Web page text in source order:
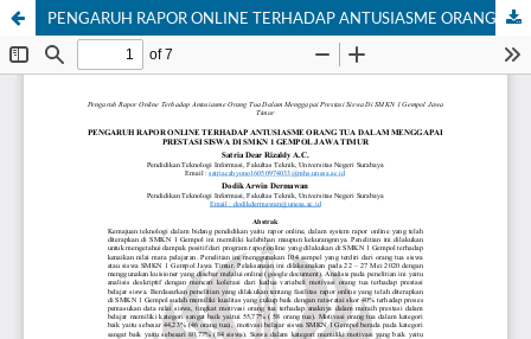
PENGARUH RAPOR ONLINE TERHADAP ANTUSIASME ORANG TUA DALAM MENGGAPAI PRESTASI SISWA DI SMKN 1 GEMPOL JAWA TIMUR